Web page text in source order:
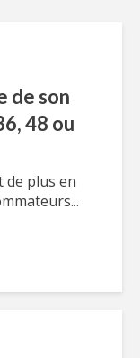
de son
48 ou
de plus en